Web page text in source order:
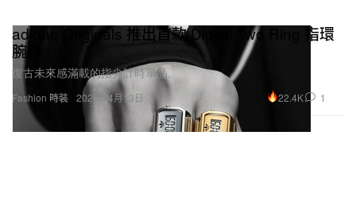
Fashion 時裝
adidas Originals 推出首款 Digital Two Ring 指環
腕錶
復古未來感滿載的指尖計時單品。
2026年4月13日 22.4K 1